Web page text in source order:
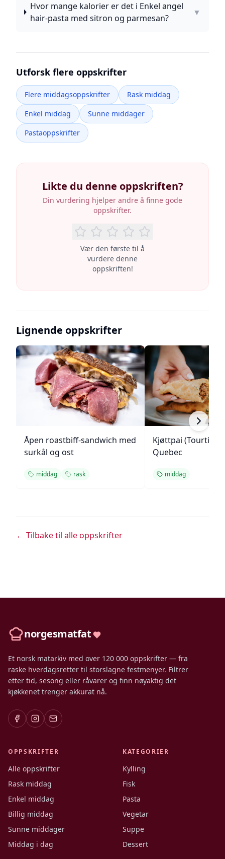
Hvor mange kalorier er det i Enkel angel
hair-pasta med sitron og parmesan?
▼
Utforsk flere oppskrifter
Flere middagsoppskrifter
Rask middag
Enkel middag
Sunne middager
Pastaoppskrifter
Likte du denne oppskriften?
Din vurdering hjelper andre å finne gode
oppskrifter.
Vær den første til å
vurdere denne
oppskriften!
Lignende oppskrifter
Åpen roastbiff-sandwich med
surkål og ost
middag rask
Kjøttpai
Quebec
middag
← Tilbake til alle oppskrifter
norgesmatfat
Et norsk matarkiv med over 120 000 oppskrifter — fra
raske hverdagsretter til storslagne festmenyer. Filtrer
etter tid, sesong eller råvarer og finn nøyaktig det
kjøkkenet trenger akkurat nå.
OPPSKRIFTER
Alle oppskrifter
Rask middag
Enkel middag
Billig middag
Sunne middager
Middag i dag
KATEGORIER
Kylling
Fisk
Pasta
Vegetar
Suppe
Dessert